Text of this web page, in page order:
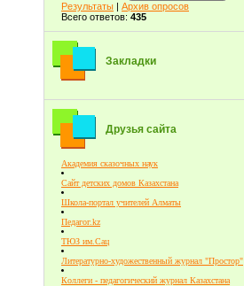
Результаты | Архив опросов
Всего ответов: 435
Закладки
Друзья сайта
Академия сказочных наук
Сайт детских домов Казахстана
Школа-портал учителей Алматы
Педагог.kz
ТЮЗ им.Сац
Литературно-художественный журнал "Простор"
Коллеги - педагогический журнал Казахстана